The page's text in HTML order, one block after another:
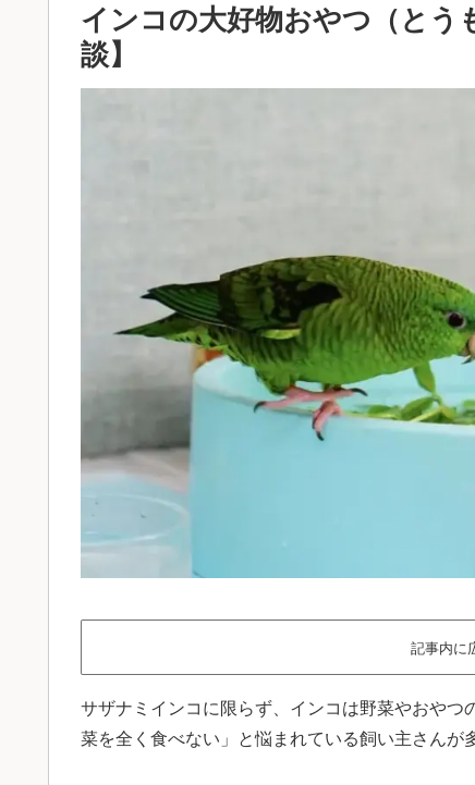
インコの大好物おやつ（とう
談】
記事内に
サザナミインコに限らず、インコは野菜やおや
菜を全く食べない」と悩まれている飼い主さんが